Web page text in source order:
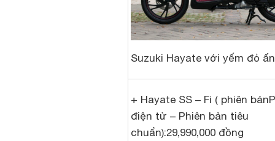
Suzuki Hayate với yếm đỏ
+ Hayate SS – Fi ( phiên
điện tử – Phiên bản tiêu
chuẩn):29,990,000 đồng